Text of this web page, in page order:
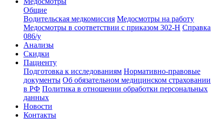
Общие
Водительская медкомиссия Медосмотры на работу
Медосмотры в соответствии с приказом 302-Н Справка
086/у
Анализы
Скидки
Пациенту
Подготовка к исследованиям Нормативно-правовые
документы Об обязательном медицинском страховании
в РФ Политика в отношении обработки персональных
данных
Новости
Контакты